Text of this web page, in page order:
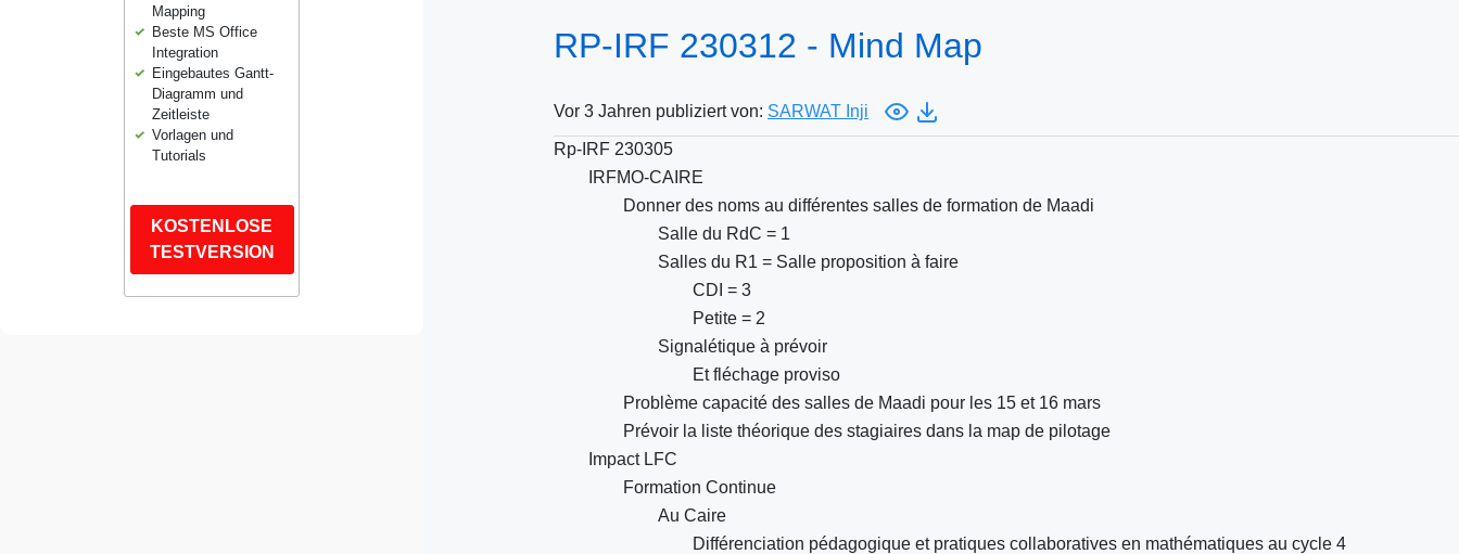
Mapping
Beste MS Office
Integration
Eingebautes Gantt-
Diagramm und
Zeitleiste
Vorlagen und
Tutorials
KOSTENLOSE
TESTVERSION
RP-IRF 230312 - Mind Map
Vor 3 Jahren publiziert von: SARWAT Inji
Rp-IRF 230305
IRFMO-CAIRE
Donner des noms au différentes salles de formation de Maadi
Salle du RdC = 1
Salles du R1 = Salle proposition à faire
CDI = 3
Petite = 2
Signalétique à prévoir
Et fléchage proviso
Problème capacité des salles de Maadi pour les 15 et 16 mars
Prévoir la liste théorique des stagiaires dans la map de pilotage
Impact LFC
Formation Continue
Au Caire
Différenciation pédagogique et pratiques collaboratives en mathématiques au cycle 4